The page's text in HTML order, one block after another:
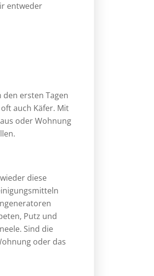
entweder
den ersten Tagen
auch Käfer. Mit
oder Wohnung
diese
Putz und
Sind die
oder das